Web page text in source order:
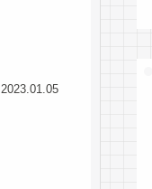
2023.01.05